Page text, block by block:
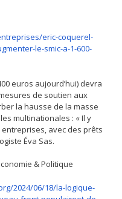
eric-coquerel-
le-smic-a-1-600-
euros aujourd’hui) devra
de soutien aux
la hausse de la masse
multinationales : « Il y
avec des prêts
Éva Sas.
& Politique
2024/06/18/la-logique-